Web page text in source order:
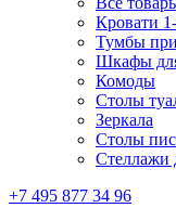
Кровати
Тумбы
Шкафы
Комоды
Столы
Зеркала
Столы
Стеллажи
+7 495 877 34 96